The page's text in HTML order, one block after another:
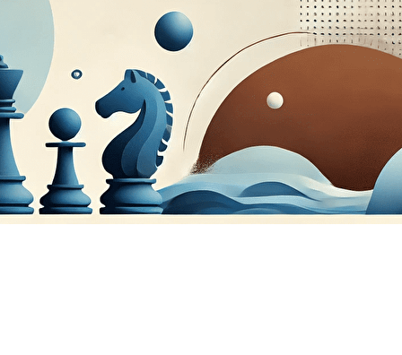
Exporter les lignes sélectionnées
Exporter toutes les colonnes
Exporter uniquement les colonnes affichées
Menu
?>
Images de la page d'accueil
Cliquez pour éditer